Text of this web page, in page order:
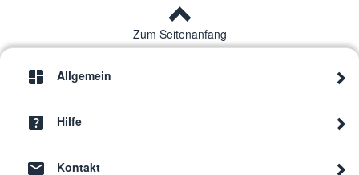
Zum Seitenanfang
Allgemein
Hilfe
Kontakt